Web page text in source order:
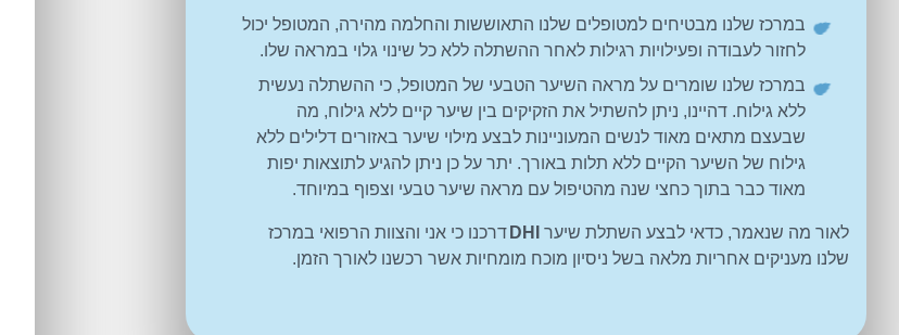
במרכז שלנו מבטיחים למטופלים שלנו התאוששות והחלמה מהירה, המטופל יכול
לחזור לעבודה ופעילויות רגילות לאחר ההשתלה ללא כל שינוי גלוי במראה שלו.
במרכז שלנו שומרים על מראה השיער הטבעי של המטופל, כי ההשתלה נעשית
ללא גילוח. דהיינו, ניתן להשתיל את הזקיקים בין שיער קיים ללא גילוח, מה
שבעצם מתאים מאוד לנשים המעוניינות לבצע מילוי שיער באזורים דלילים ללא
גילוח של השיער הקיים ללא תלות באורך. יתר על כן ניתן להגיע לתוצאות יפות
מאוד כבר בתוך כחצי שנה מהטיפול עם מראה שיער טבעי וצפוף במיוחד.
לאור מה שנאמר, כדאי לבצע השתלת שיער DHI דרכנו כי אני והצוות הרפואי במרכז
שלנו מעניקים אחריות מלאה בשל ניסיון מוכח מומחיות אשר רכשנו לאורך הזמן.